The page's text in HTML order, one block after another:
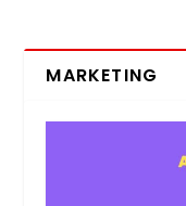
MARKETING